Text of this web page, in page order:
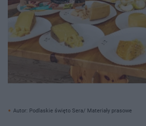
Autor: Podlaskie święto Sera/ Materiały prasowe